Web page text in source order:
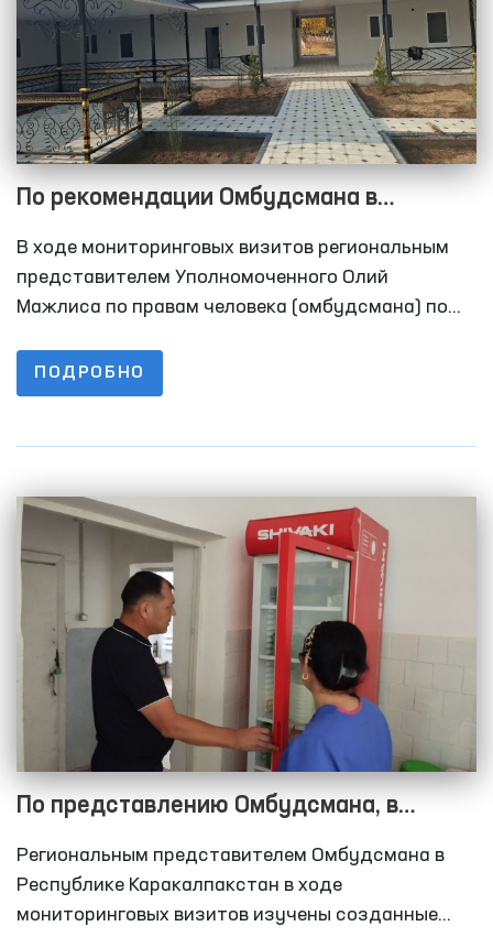
По рекомендации Омбудсмана в
колонии-поселении №40
Сырдарьинской области для
осуждённых построены комнаты для
В ходе мониторинговых визитов региональным
представителем Уполномоченного Олий
Мажлиса по правам человека (омбудсмана) по
№40 было выявлено отсутствие для осуждённых
помещений для длительных свиданий.
ПОДРОБНО
По представлению Омбудсмана, в
Каракалпакстане предпринимаются
меры по переносу вытрезвителей,
требующих ремонта
Региональным представителем Омбудсмана в
Республике Каракалпакстан в ходе
мониторинговых визитов изучены созданные